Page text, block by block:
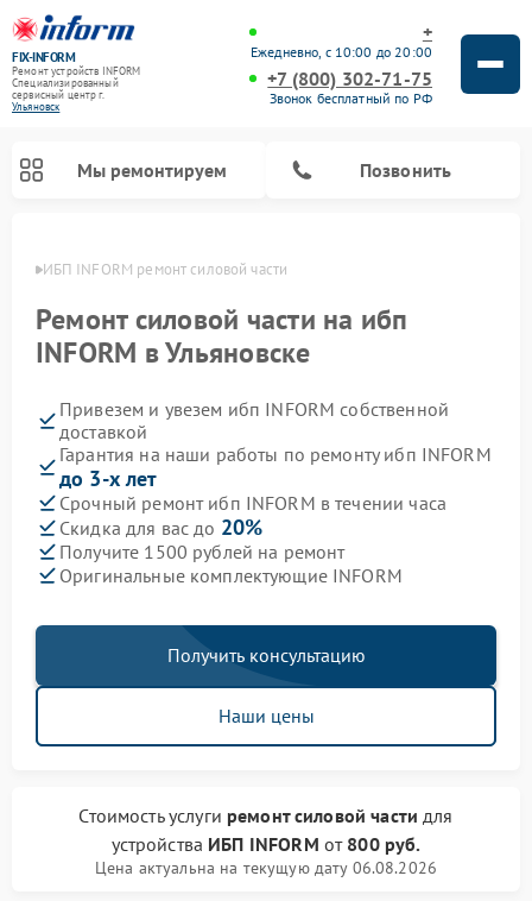
FIX-INFORM
Ремонт устройств INFORM
Специализированный
cервисный центр г.
Ульяновск
+
Ежедневно, с 10:00 до 20:00
+7 (800) 302-71-75
Звонок бесплатный по РФ
Мы ремонтируем Позвонить
ИБП INFORM ремонт силовой части
Ремонт силовой части на ибп
INFORM в Ульяновске
Привезем и увезем ибп INFORM собственной
доставкой
Гарантия на наши работы по ремонту ибп INFORM
до 3-х лет
Срочный ремонт ибп INFORM в течении часа
Скидка для вас до 20%
Получите 1500 рублей на ремонт
Оригинальные комплектующие INFORM
Получить консультацию
Наши цены
Стоимость услуги ремонт силовой части для
устройства ИБП INFORM от 800 руб.
Цена актуальна на текущую дату 06.08.2026